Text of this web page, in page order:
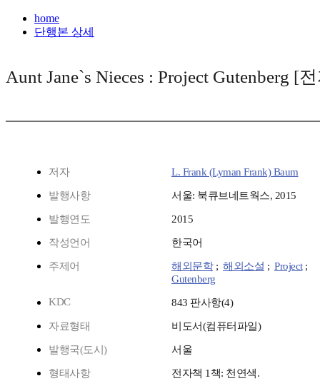
home
단행본 상세
Aunt Jane`s Nieces : Project Gutenberg [
저자 L. Frank (Lyman Frank) Baum
발행사항 서울: 북큐브네트웍스, 2015
발행연도 2015
작성언어 한국어
주제어 해외문학; 해외소설 ; Project;
Gutenberg
KDC
843 판사항(4)
자료형태 비도서(컴퓨터파일)
발행국(도시) 서울
형태사항 전자책 1책: 천연색.